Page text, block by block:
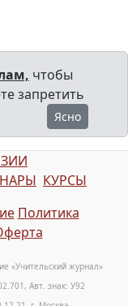
чтобы
запретить
Ясно
КУРСЫ
Политика
«Учительский журнал»
Авт. знак: У92